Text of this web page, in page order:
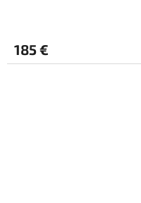
185 €